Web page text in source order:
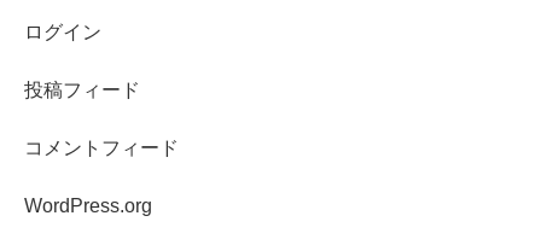
ログイン
投稿フィード
コメントフィード
WordPress.org